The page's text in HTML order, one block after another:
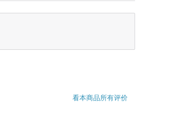
看本商品所有评价